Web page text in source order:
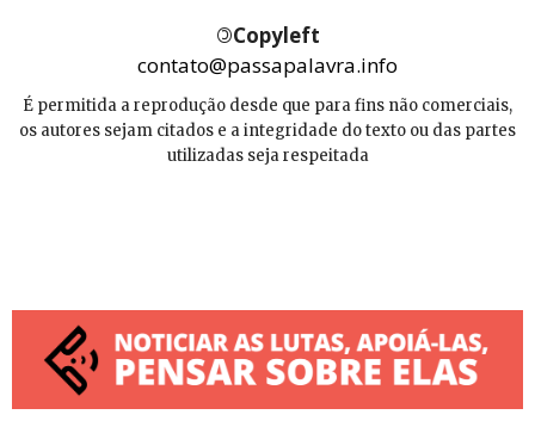
©Copyleft
contato@passapalavra.info
É permitida a reprodução desde que para fins não comerciais,
os autores sejam citados e a integridade do texto ou das partes
utilizadas seja respeitada